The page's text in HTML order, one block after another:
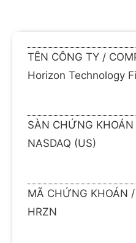
TÊN CÔNG TY /
Horizon Technology
SÀN CHỨNG KHOÁN
NASDAQ (US)
MÃ CHỨNG KHOÁN /
HRZN